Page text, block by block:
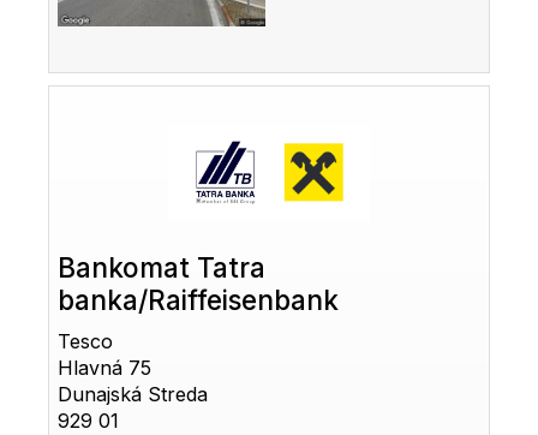
Bankomat Tatra
banka/Raiffeisenbank
Tesco
Hlavná 75
Dunajská Streda
929 01